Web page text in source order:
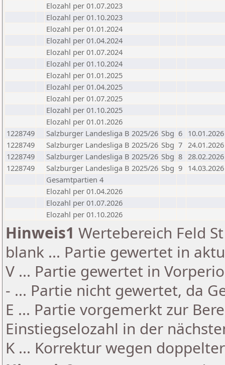
Elozahl per 01.07.2023
Elozahl per 01.10.2023
Elozahl per 01.01.2024
Elozahl per 01.04.2024
Elozahl per 01.07.2024
Elozahl per 01.10.2024
Elozahl per 01.01.2025
Elozahl per 01.04.2025
Elozahl per 01.07.2025
Elozahl per 01.10.2025
Elozahl per 01.01.2026
1228749
Salzburger Landesliga B 2025/26 Sbg 6 10.01.2026
1228749
Salzburger Landesliga B 2025/26 Sbg 7 24.01.2026
1228749
Salzburger Landesliga B 2025/26 Sbg 8 28.02.2026
1228749
Salzburger Landesliga B 2025/26 Sbg 9 14.03.2026
Gesamtpartien 4
Elozahl per 01.04.2026
Elozahl per 01.07.2026
Elozahl per 01.10.2026
Hinweis1 Wertebereich Feld
blank ... Partie gewertet in
V ... Partie gewertet in
- ... Partie nicht gewertet, da
E ... Partie vorgemerkt zur
Einstiegselozahl in der
K ... Korrektur wegen